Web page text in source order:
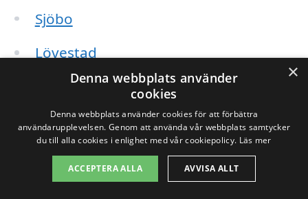
Sjöbo
Lövestad
Skivarp
Östra Grevie
Vallberga
×
Denna webbplats använder
cookies
Denna webbplats använder cookies för att förbättra
användarupplevelsen. Genom att använda vår webbplats samtycker
du till alla cookies i enlighet med vår cookiepolicy. Läs mer
ACCEPTERA ALLA AVVISA ALLT